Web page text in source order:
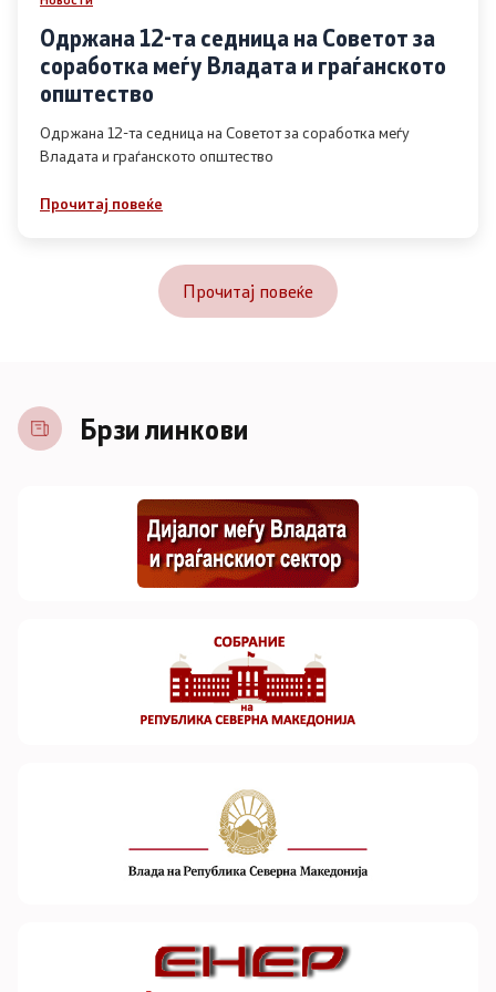
Одржана 12-та седница на Советот за
соработка меѓу Владата и граѓанското
општество
Одржана 12-та седница на Советот за соработка меѓу
Владата и граѓанското општество
Прочитај повеќе
Прочитај повеќе
Брзи линкови